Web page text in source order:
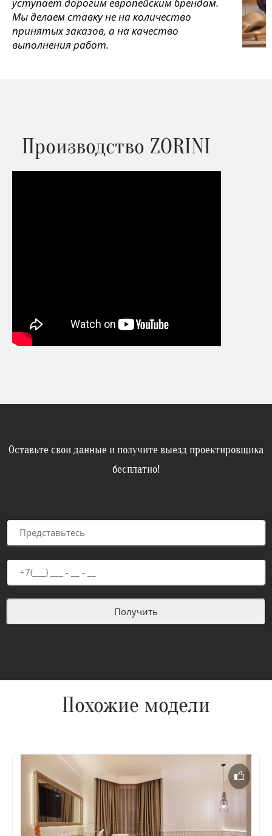
Мы делаем ставку не на количество
принятых заказов, а на качество
выполнения работ.
Производство ZORINI
Оставьте свои данные и получите выезд проектировщика
бесплатно!
Похожие модели